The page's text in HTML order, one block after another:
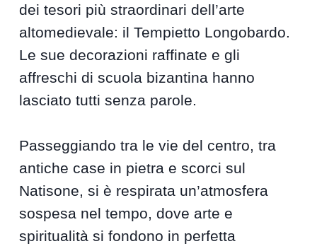
dei tesori più straordinari dell’arte
altomedievale: il Tempietto Longobardo.
Le sue decorazioni raffinate e gli
affreschi di scuola bizantina hanno
lasciato tutti senza parole.
Passeggiando tra le vie del centro, tra
antiche case in pietra e scorci sul
Natisone, si è respirata un’atmosfera
sospesa nel tempo, dove arte e
spiritualità si fondono in perfetta